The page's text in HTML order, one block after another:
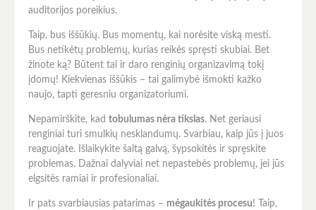
auditorijos poreikius.
Taip, bus iššūkių. Bus momentų, kai norėsite viską mesti.
Bus netikėtų problemų, kurias reikės spręsti skubiai. Bet
žinote ką? Būtent tai ir daro renginių organizavimą tokį
įdomų! Kiekvienas iššūkis – tai galimybė išmokti kažko
naujo, tapti geresniu organizatoriumi.
Nepamirškite, kad tobulumas nėra tikslas. Net geriausi
renginiai turi smulkių nesklandumų. Svarbiau, kaip jūs į juos
reaguojate. Išlaikykite šaltą galvą, šypsokitės ir spręskite
problemas. Dažnai dalyviai net nepastebės problemų, jei jūs
elgsitės ramiai ir profesionaliai.
Ir pats svarbiausias patarimas – mėgaukitės procesu! Taip,